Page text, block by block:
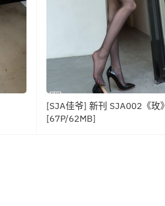
[SJA佳爷] 新刊 SJA002《玫》
[67P/62MB]